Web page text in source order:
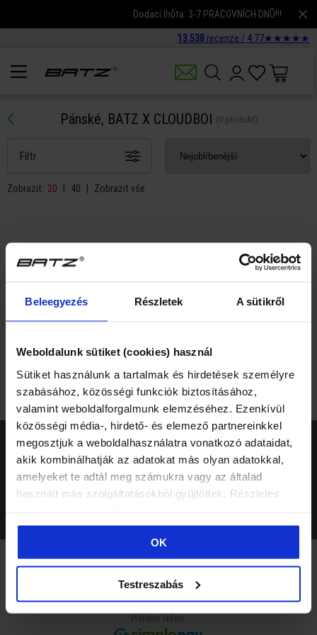
Beleegyezés Részletek A sütikről
Weboldalunk sütiket (cookies) használ
Sütiket használunk a tartalmak és hirdetések személyre
szabásához, közösségi funkciók biztosításához,
valamint weboldalforgalmunk elemzéséhez. Ezenkívül
közösségi média-, hirdető- és elemező partnereinkkel
megosztjuk a weboldalhasználatra vonatkozó adataidat,
akik kombinálhatják az adatokat más olyan adatokkal,
amelyeket te adtál meg számukra vagy az általad
használt más szolgáltatásokból gyűjtöttek. Részletes
OK
Testreszabás
Dodací lhůta: 3-7 PRACOVNÍCH DNŮ!!!
13.538 recenze / 4.77★ ★ ★ ★ ★
Pánské, BATZ X CLOUDBOI (0 produkt)
Filtr
Zobrazit: 20 | 40 | Zobrazit vše
Pánské | BATZ X CLOUDBOI
INFORMÁCIA
WEBSHOP
Platební řešení: